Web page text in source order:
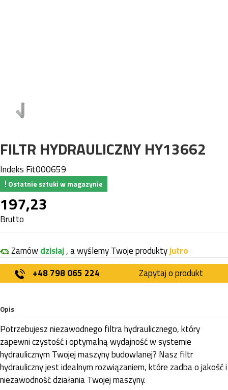
FILTR HYDRAULICZNY HY13662
Indeks Fit000659
Ostatnie sztuki w magazynie
197,23
Brutto
Zamówdzisiaj, a wyślemy Twoje produktyjutro
+48 798 065 224
Zapytaj o produkt
Opis
Potrzebujesz niezawodnego filtra hydraulicznego, który
zapewni czystość i optymalną wydajność w systemie
hydraulicznym Twojej maszyny budowlanej? Nasz filtr
hydrauliczny jest idealnym rozwiązaniem, które zadba o jakość i
niezawodność działania Twojej maszyny.